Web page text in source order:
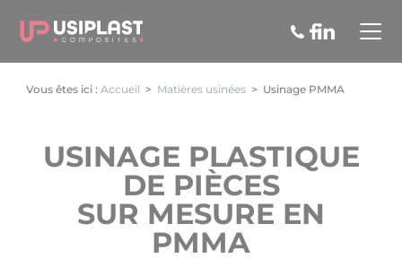
Vous êtes ici : Accueil > Matières usinées > Usinage PMMA
USINAGE PLASTIQUE
DE PIÈCES
SUR MESURE EN
PMMA